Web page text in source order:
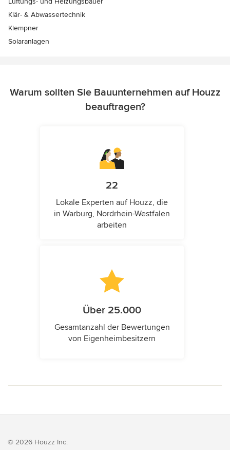
Klär- & Abwassertechnik
Klempner
Solaranlagen
Warum sollten Sie Bauunternehmen auf Houzz
beauftragen?
22
Lokale Experten auf Houzz, die
in Warburg, Nordrhein-Westfalen
arbeiten
Über 25.000
Gesamtanzahl der Bewertungen
von Eigenheimbesitzern
© 2026 Houzz Inc.